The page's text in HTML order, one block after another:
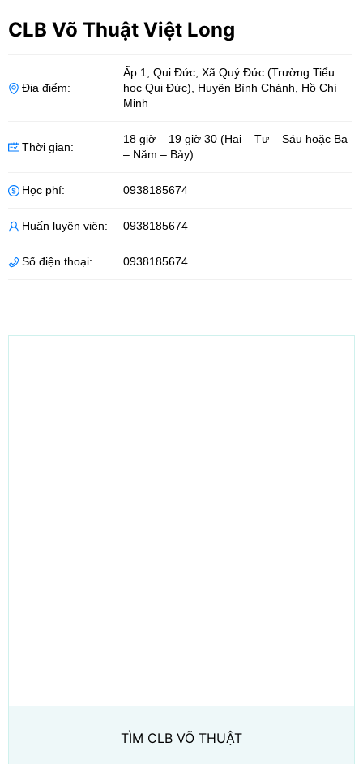
CLB Võ Thuật Việt Long
Địa điểm:
Ấp 1, Qui Đức, Xã Quý Đức (Trường Tiểu
học Qui Đức), Huyện Bình Chánh, Hồ Chí
Minh
Thời gian:
18 giờ – 19 giờ 30 (Hai – Tư – Sáu hoặc Ba
– Năm – Bảy)
Học phí: 0938185674
Huấn luyện viên: 0938185674
Số điện thoại: 0938185674
TÌM CLB VÕ THUẬT